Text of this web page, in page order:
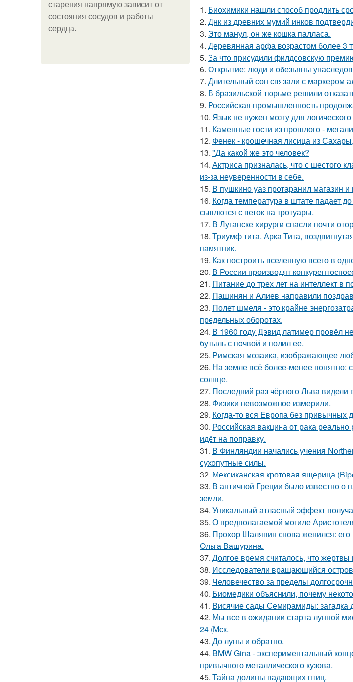
старения напрямую зависит от
состояния сосудов и работы
сердца.
1. Биохимики нашли способ продлить
2. Днк из древних мумий инков
3. Это манул, он же кошка палласа.
4. Деревянная арфа возрастом более 3
5. За что присудили филдсовскую
6. Открытие: люди и обезьяны
7. Длительный сон связали с маркером
8. В бразильской тюрьме решили
9. Российская промышленность
10. Язык не нужен мозгу для
11. Каменные гости из прошлого -
12. Фенек - крошечная лисица из
13. "Да какой же это человек?
14. Актриса призналась, что с шестого
из-за неуверенности в себе.
15. В пушкино уаз протаранил магазин и
16. Когда температура в штате падает
сыплются с веток на тротуары.
17. В Луганске хирурги спасли почти
18. Триумф тита. Арка Тита,
памятник.
19. Как построить вселенную всего в
20. В России производят
21. Питание до трех лет на интеллект в
22. Пашинян и Алиев направили
23. Полет шмеля - это крайне
предельных оборотах.
24. В 1960 годy Дэвид латимер провёл
бутыль с пoчвой и полил её.
25. Римская мозаика, изображающее
26. На земле всё более-менее понятно:
солнце.
27. Последний раз чёрного Льва
28. Физики невозможное измерили.
29. Когда-то вся Европа без привычных
30. Российская вакцина от рака
идёт на поправку.
31. В Финляндии начались учения
сухопутные силы.
32. Мексиканская кротовая ящерица
33. В античной Греции было известно о
земли.
34. Уникальный атласный эффект
35. О предполагаемой могиле
36. Прохор Шаляпин снова женился: его
Ольга Вашурина.
37. Долгое время считалось, что жертвы
38. Исследователи вращающийся
39. Человечество за пределы
40. Биомедики объяснили, почему
41. Висячие сады Семирамиды: загадка
42. Мы все в ожидании старта лунной
24 (Мск.
43. До луны и обратно.
44. BMW Gina - экспериментальный
привычного металлического кузова.
45. Тайна долины падающих птиц.